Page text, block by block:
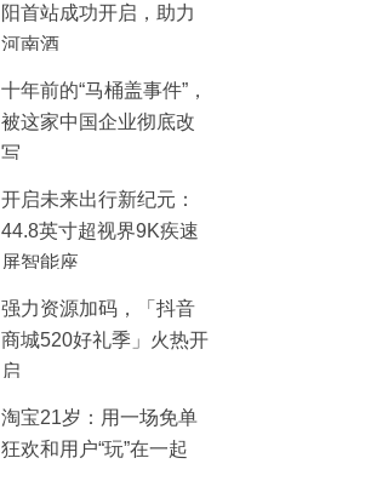
阳首站成功开启，助力
河南酒
十年前的“马桶盖事件”，
被这家中国企业彻底改
写
开启未来出行新纪元：
44.8英寸超视界9K疾速
屏智能座
强力资源加码，「抖音
商城520好礼季」火热开
启
淘宝21岁：用一场免单
狂欢和用户“玩”在一起